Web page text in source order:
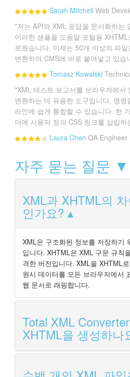
Sarah Mitchell Web
"저는 API와 XML 응답을 문서화하는
이러한 샘플을 도움말 포털용
로웠습니다. 이제는 50개 이상의 파
변환하여 CMS에 바로 붙여넣고 있습
Tomasz Kowalski
"XML 테스트 보고서를 브라우저에서
변환하는 데 유용한 도구입니다. 명
라인에 쉽게 통합할 수 있습니다. 한
더에 사용자 정의 CSS 링크를 삽입하
Laura Chen QA Engineer
자주 묻는 질문 ▼
XML과 XHTML의
인가요?
XML은 구조화된 정보를 저장하기
입니다. XHTML은 XML 구문 규칙
격한 버전입니다. XML을 XHTML
원시 데이터를 모든 브라우저에서
웹 문서로 래핑합니다.
Total XML
XHTML을 생성하나